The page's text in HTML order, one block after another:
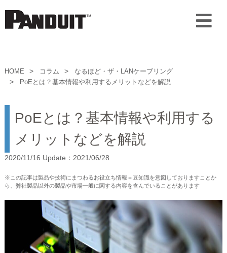
HOME コラム
なるほど・ザ・LANケーブリング
PoEとは？基本情報や利用するメリットなどを解説
PoEとは？基本情報や利用する
メリットなどを解説
2020/11/16 Update：2021/06/28
※この記事は製品や技術にまつわるお役立ち情報＝豆知識を意図しておりますことか
ら、弊社製品以外の製品や市場一般に関する内容を含んでいることがあります